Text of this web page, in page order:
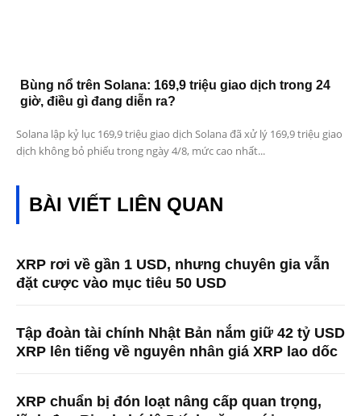
Bùng nổ trên Solana: 169,9 triệu giao dịch trong 24
giờ, điều gì đang diễn ra?
Solana lập kỷ lục 169,9 triệu giao dịch Solana đã xử lý 169,9 triệu giao
dịch không bỏ phiếu trong ngày 4/8, mức cao nhất...
BÀI VIẾT LIÊN QUAN
XRP rơi về gần 1 USD, nhưng chuyên gia vẫn
đặt cược vào mục tiêu 50 USD
Tập đoàn tài chính Nhật Bản nắm giữ 42 tỷ USD
XRP lên tiếng về nguyên nhân giá XRP lao dốc
XRP chuẩn bị đón loạt nâng cấp quan trọng,